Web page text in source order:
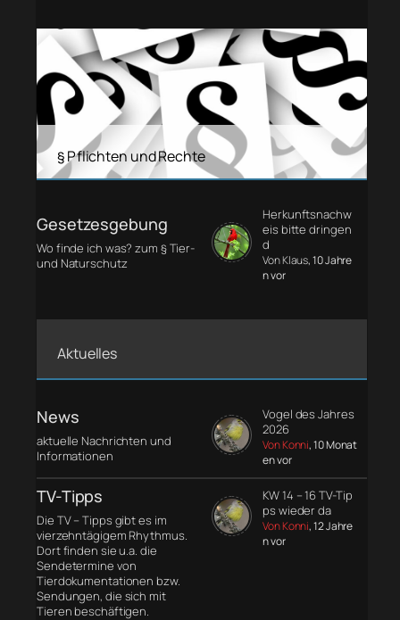
§ Pflichten und Rechte
Gesetzesgebung
Wo finde ich was? zum § Tier-
und Naturschutz
Herkunftsnachw
eis bitte dringen
d
Von Klaus, 10 Jahre
n vor
Aktuelles
News
aktuelle Nachrichten und
Informationen
Vogel des Jahres
2026
Von Konni, 10 Monat
en vor
TV-Tipps
Die TV – Tipps gibt es im
vierzehntägigem Rhythmus.
Dort finden sie u.a. die
Sendetermine von
Tierdokumentationen bzw.
Sendungen, die sich mit
Tieren beschäftigen.
KW 14 – 16 TV-Tip
ps wieder da
Von Konni, 12 Jahre
n vor